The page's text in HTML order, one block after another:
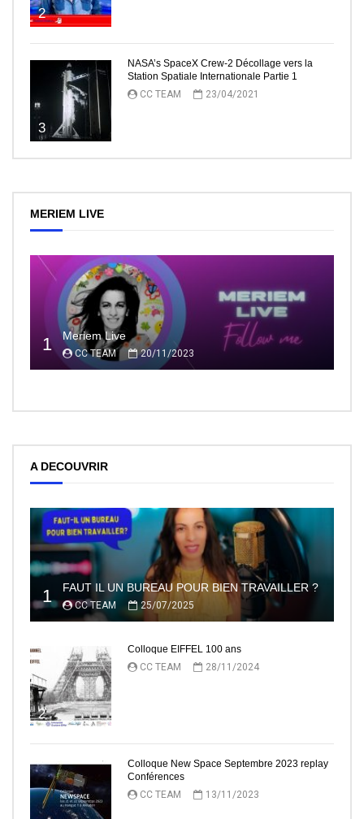
2
3
NASA’s SpaceX Crew-2 Décollage vers la
Station Spatiale Internationale Partie 1
CC TEAM
23/04/2021
MERIEM LIVE
1 Meriem Live
CC TEAM 20/11/2023
A DECOUVRIR
1 FAUT IL UN BUREAU POUR BIEN TRAVAILLER ?
CC TEAM 25/07/2025
2
Colloque EIFFEL 100 ans
CC TEAM
28/11/2024
Colloque New Space Septembre 2023 replay
Conférences
CC TEAM
13/11/2023